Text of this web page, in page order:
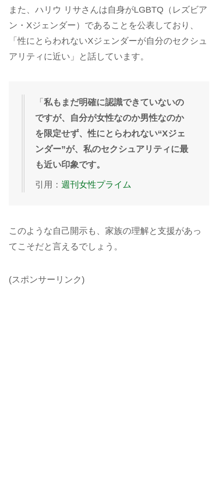
また、ハリウ リサさんは自身がLGBTQ（レズビア
ン・Xジェンダー）であることを公表しており、
「性にとらわれないXジェンダーが自分のセクシュ
アリティに近い」と話しています。
「 私もまだ明確に認識できていないの
ですが、自分が女性なのか男性なのか
を限定せず、性にとらわれない“Xジェ
ンダー”が、私のセクシュアリティに最
も近い印象です。
引用： 週刊女性プライム
このような自己開示も、家族の理解と支援があっ
てこそだと言えるでしょう。
(スポンサーリンク)